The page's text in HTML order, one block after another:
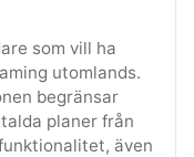
som vill ha
utomlands.
begränsar
planer från
även